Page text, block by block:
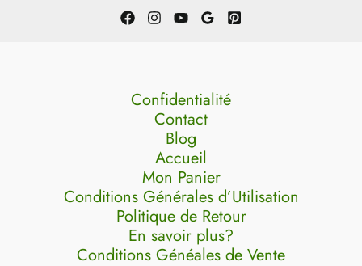
Confidentialité
Contact
Blog
Accueil
Mon Panier
Conditions Générales d’Utilisation
Politique de Retour
En savoir plus?
Conditions Généales de Vente